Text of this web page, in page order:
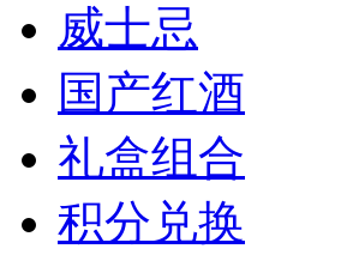
威士忌
国产红酒
礼盒组合
积分兑换